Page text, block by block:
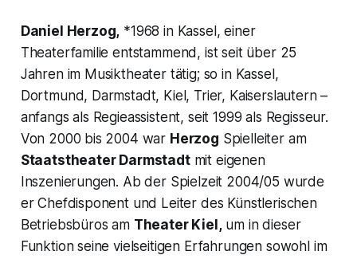
Daniel Herzog, *1968 in Kassel, einer
Theaterfamilie entstammend, ist seit über 25
Jahren im Musiktheater tätig; so in Kassel,
Dortmund, Darmstadt, Kiel, Trier, Kaiserslautern –
anfangs als Regieassistent, seit 1999 als Regisseur.
Von 2000 bis 2004 war Herzog Spielleiter am
Staatstheater Darmstadtmit eigenen
Inszenierungen. Ab der Spielzeit 2004/05 wurde
er Chefdisponent und Leiter des Künstlerischen
Betriebsbüros am Theater Kiel,um in dieser
Funktion seine vielseitigen Erfahrungen sowohl im